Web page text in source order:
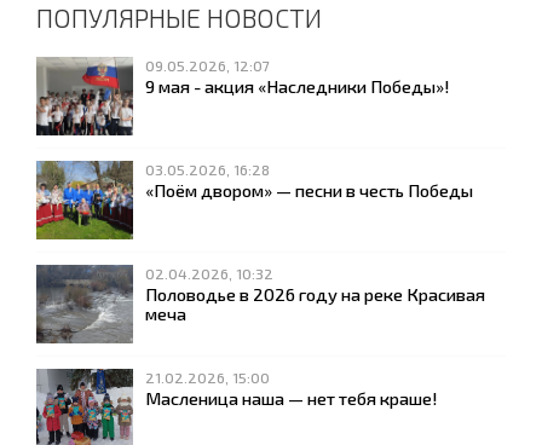
ПОПУЛЯРНЫЕ НОВОСТИ
09.05.2026, 12:07
9 мая - акция «Наследники Победы»!
03.05.2026, 16:28
«Поём двором» — песни в честь Победы
02.04.2026, 10:32
Половодье в 2026 году на реке Красивая
меча
21.02.2026, 15:00
Масленица наша — нет тебя краше!